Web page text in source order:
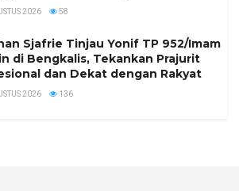
2026 58
Sjafrie Tinjau Yonif TP 952/Imam
di Bengkalis, Tekankan Prajurit
dan Dekat dengan Rakyat
2026 136